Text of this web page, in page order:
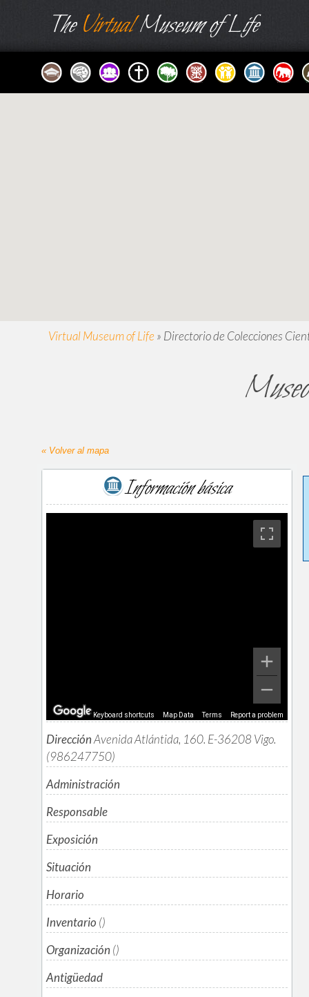
TheVirtualMuseum of Life
Virtual Museum of Life » Directorio de Colecciones
« Volver al mapa
Información básica
Keyboard shortcuts Map Data Terms Report a problem
DirecciónAvenida Atlántida, 160. E-36208 Vigo.
(986247750)
Administración
Responsable
Exposición
Situación
Horario
Inventario ()
Organización ()
Antigüedad